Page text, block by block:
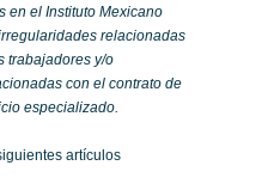
en el Instituto Mexicano
relacionadas
trabajadores y/o
con el contrato de
especializado.
artículos